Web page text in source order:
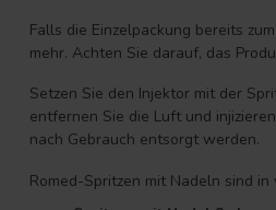
Falls die Einzelpackung bereits
mehr. Achten Sie darauf, das
Setzen Sie den Injektor mit der
entfernen Sie die Luft und
nach Gebrauch entsorgt werden.
Romed-Spritzen mit Nadeln sind